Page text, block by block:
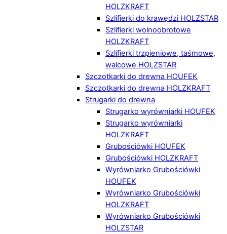
HOLZKRAFT
Szlifierki do krawędzi HOLZSTAR
Szlifierki wolnoobrotowe
HOLZKRAFT
Szlifierki trzpieniowe, taśmowe,
walcowe HOLZSTAR
Szczotkarki do drewna HOUFEK
Szczotkarki do drewna HOLZKRAFT
Strugarki do drewna
Strugarko wyrówniarki HOUFEK
Strugarko wyrówniarki
HOLZKRAFT
Grubościówki HOUFEK
Grubościówki HOLZKRAFT
Wyrówniarko Grubościówki
HOUFEK
Wyrówniarko Grubościówki
HOLZKRAFT
Wyrówniarko Grubościówki
HOLZSTAR